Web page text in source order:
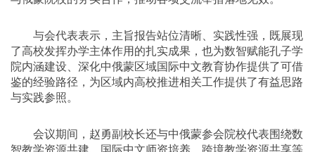
与会代表表示，主旨报告站位清晰、实践性强，既展现
了高校发挥办学主体作用的扎实成果，也为数智赋能孔子学
院内涵建设、深化中俄蒙区域国际中文教育协作提供了可借
鉴的经验路径，为区域内高校推进相关工作提供了有益思路
与实践参照。
会议期间，赵勇副校长还与中俄蒙参会院校代表围绕数